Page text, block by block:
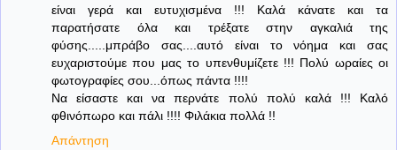
είναι γερά και ευτυχισμένα !!! Καλά κάνατε και τα
παρατήσατε όλα και τρέξατε στην αγκαλιά της
φύσης.....μπράβο σας....αυτό είναι το νόημα και σας
ευχαριστούμε που μας το υπενθυμίζετε !!! Πολύ ωραίες οι
φωτογραφίες σου...όπως πάντα !!!!
Να είσαστε και να περνάτε πολύ πολύ καλά !!! Καλό
φθινόπωρο και πάλι !!!! Φιλάκια πολλά !!
Απάντηση